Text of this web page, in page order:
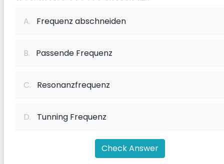
A. Frequenz abschneiden
B. Passende Frequenz
C. Resonanzfrequenz
D. Tunning Frequenz
Check Answer